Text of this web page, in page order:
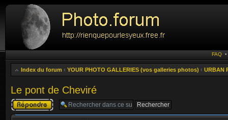
FAQ
Index du forum ‹ YOUR PHOTO GALLERIES (vos galleries photos) ‹ URBAN
Le pont de Cheviré
Publier une
réponse